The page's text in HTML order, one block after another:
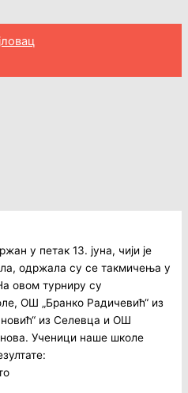
у петак 13. јуна, чији је
одржала су се такмичења у
овом турниру су
ОШ „Бранко Радичевић“ из
из Селевца и ОШ
Ученици наше школе